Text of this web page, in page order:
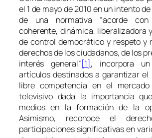
el 1 de mayo de 2010 en un intento
de una normativa “acorde
coherente, dinámica, liberalizadora
de control democrático y respeto y
derechos de los ciudadanos, de los
interés general”[1], incorpora
artículos destinados a garantizar el
libre competencia en el
televisivo dada la importancia
medios en la formación de la
Asimismo, reconoce el
participaciones significativas en